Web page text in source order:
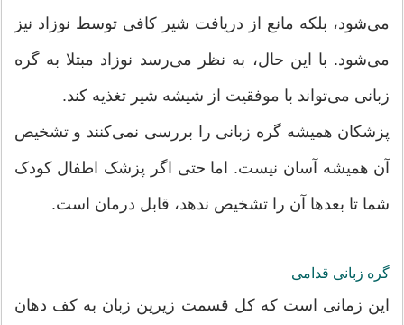
می‌شود، بلکه مانع از دریافت شیر کافی توسط نوزاد نیز
می‌شود. با این حال، به نظر می‌رسد نوزاد مبتلا به گره
زبانی می‌تواند با موفقیت از شیشه شیر تغذیه کند.
پزشکان همیشه گره زبانی را بررسی نمی‌کنند و تشخیص
آن همیشه آسان نیست. اما حتی اگر پزشک اطفال کودک
شما تا بعدها آن را تشخیص ندهد، قابل درمان است.
گره زبانی قدامی
این زمانی است که کل قسمت زیرین زبان به کف دهان